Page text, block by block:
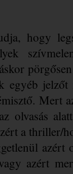
hogy
egyéb
Mert
olvasás
a
azért